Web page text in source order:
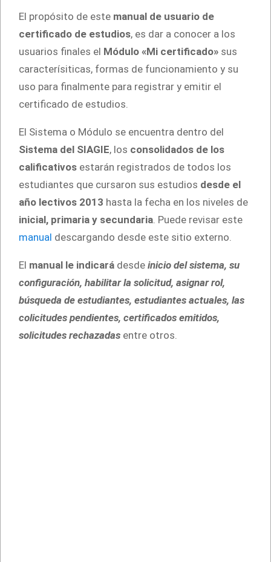
El propósito de este manual de usuario de
certificado de estudios, es dar a conocer a los
usuarios finales el Módulo «Mi certificado» sus
caracterísiticas, formas de funcionamiento y su
uso para finalmente para registrar y emitir el
certificado de estudios.
El Sistema o Módulo se encuentra dentro del
Sistema del SIAGIE, los consolidados de los
calificativos estarán registrados de todos los
estudiantes que cursaron sus estudios desde el
año lectivos 2013 hasta la fecha en los niveles de
inicial, primaria y secundaria. Puede revisar este
manual descargando desde este sitio externo.
El manual le indicará desde inicio del sistema, su
configuración, habilitar la solicitud, asignar rol,
búsqueda de estudiantes, estudiantes actuales, las
colicitudes pendientes, certificados emitidos,
solicitudes rechazadas entre otros.